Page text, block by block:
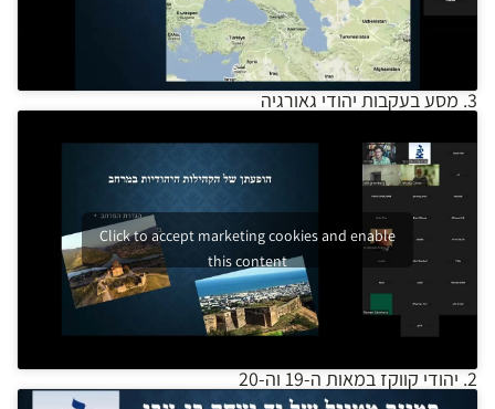
3. מסע בעקבות יהודי גאורגיה
Click to accept marketing cookies and enable
this content
2. יהודי קווקז במאות ה-19 וה-20